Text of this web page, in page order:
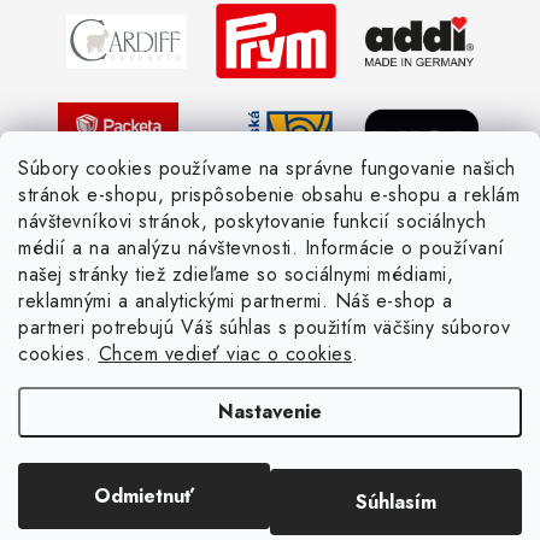
Súbory cookies používame na správne fungovanie našich
stránok e-shopu, prispôsobenie obsahu e-shopu a reklám
návštevníkovi stránok, poskytovanie funkcií sociálnych
médií a na analýzu návštevnosti. Informácie o používaní
našej stránky tiež zdieľame so sociálnymi médiami,
reklamnými a analytickými partnermi. Náš e-shop a
partneri potrebujú Váš súhlas s použitím väčšiny súborov
cookies. Chcem vedieť viac o cookies.
Nastavenie
Odmietnuť Súhlasím
Žiadosť dotknutej osoby
Pletený slovník anglicky-česky
Pletený slovník česky-anglicky
Vytvoril Shoptet
. Všetky práva vyhradené.
Upraviť nastavenie